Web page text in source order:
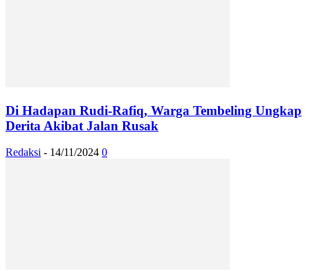
Di Hadapan Rudi-Rafiq, Warga Tembeling Ungkap
Derita Akibat Jalan Rusak
Redaksi - 14/11/2024 0